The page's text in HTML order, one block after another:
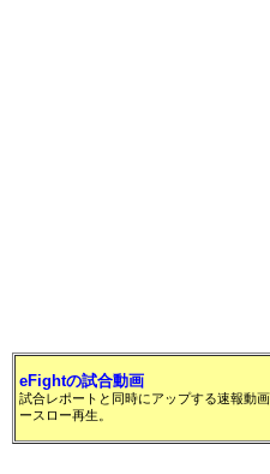
eFightの試合動画
試合レポートと同時にアップする速報動
ースロー再生。